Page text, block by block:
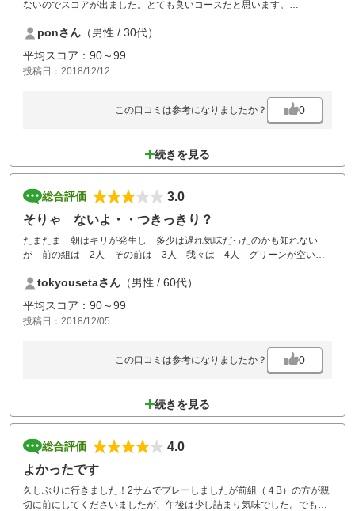
ないのでスコアが出ました。とても良いコースだと思います。
しで食べられるものが２つしかないというのには驚きました。
プランで安いと思って予約しても、昼食代で費用がかさみます。ぜひ昼
食についてはご一考いただきたいです。
総じて、コースや設備等は満足でした。また利用したいです。
ponさん （男性 / 30代）
平均スコア：90～99
投稿日：2018/12/12
この口コミは参考になりましたか？ 0
続きを見る
総合評価
3.0
そりゃ ないよ・・つきっきり？
たまたま 朝はキリが発生し 多少は遅れ気味だったのかも知れない
が 前の組は 2人 その前は 3人 我々は 4人 グリーンが空いて
れが気になりクラチャン共々 それまでのほぼ パープレーが ダボ･ト
リ･ダボ 一旦注意したら 去って欲しかった 後半も崩れたのは言うま
でもなく ゴルフはメンタル･リズムとおもいしらされた一日だった
tokyousetaさん （男性 / 60代）
平均スコア：90～99
投稿日：2018/12/05
この口コミは参考になりましたか？ 0
続きを見る
総合評価
4.0
よかったです
久しぶりに行きました！2サムでプレーしましたが前組（４B）の方が親
切に前にしてくださいましたが、午後は少し詰まり気味でした。でも天